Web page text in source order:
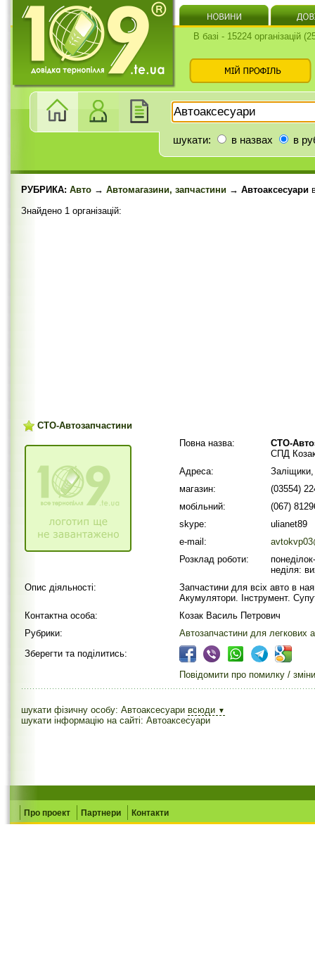
В базі - 15224 організацій
шукати: в назвах в
РУБРИКА: Авто → Автомагазини, запчастини → Автоаксесуари
Знайдено 1 організацій:
СТО-Автозапчастини
Повна назва:
СТО-
СПД
Адреса:
магазин:
(03554)
мобільний:
(067)
skype:
ulianet89
e-mail:
Розклад роботи:
неділя:
Опис діяльності:
Запчастини для всіх авто в
Акумулятори. Інструмент.
Контактна особа:
Козак Василь Петрович
Рубрики:
Автозапчастини для легкових
Зберегти та поділитись:
Повідомити про помилку / зміни
шукати фізичну особу: Автоаксесуари всюди ▼
шукати інформацію на сайті: Автоаксесуари
Про проект Партнери Контакти